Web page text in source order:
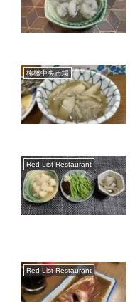
柳橋中央市場
Red List Restaurant
Red List Restaurant